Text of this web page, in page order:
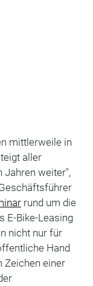
mittlerweile in
aller
Jahren weiter",
rund um die
E-Bike-Leasing
nicht nur für
Hand
Zeichen einer